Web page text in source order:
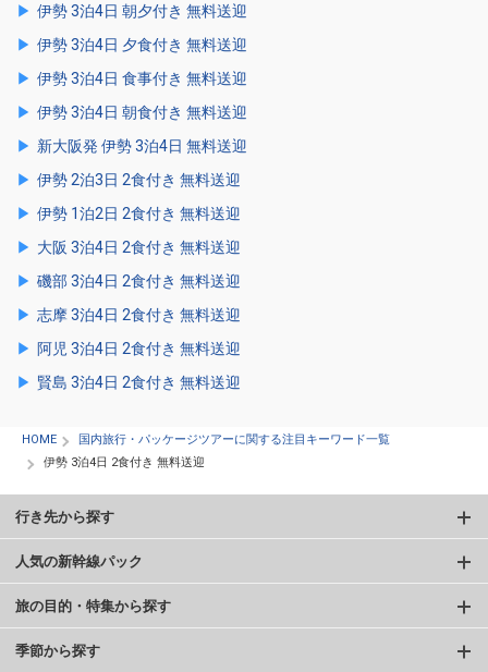
伊勢 3泊4日 朝夕付き 無料送迎
伊勢 3泊4日 夕食付き 無料送迎
伊勢 3泊4日 食事付き 無料送迎
伊勢 3泊4日 朝食付き 無料送迎
新大阪発 伊勢 3泊4日 無料送迎
伊勢 2泊3日 2食付き 無料送迎
伊勢 1泊2日 2食付き 無料送迎
大阪 3泊4日 2食付き 無料送迎
磯部 3泊4日 2食付き 無料送迎
志摩 3泊4日 2食付き 無料送迎
阿児 3泊4日 2食付き 無料送迎
賢島 3泊4日 2食付き 無料送迎
HOME
国内旅行・パッケージツアーに関する注目キーワード一覧
伊勢 3泊4日 2食付き 無料送迎
行き先から探す
人気の新幹線パック
旅の目的・特集から探す
季節から探す